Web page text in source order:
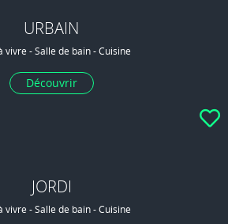
URBAIN
vivre - Salle de bain - Cuisine
Découvrir
JORDI
vivre - Salle de bain - Cuisine